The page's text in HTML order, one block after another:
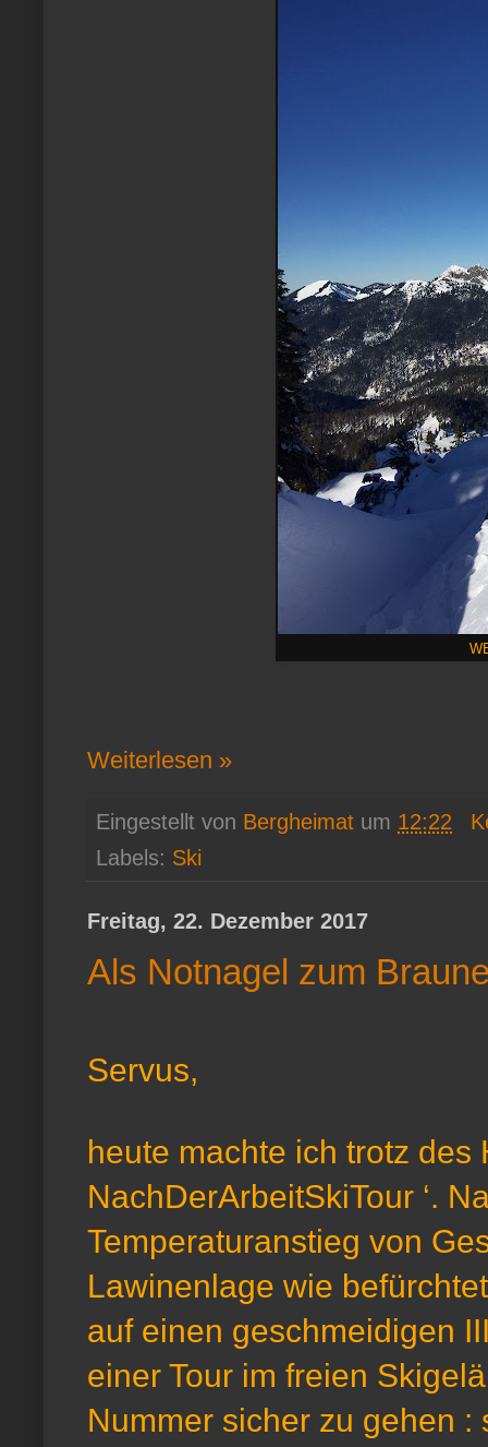
Weiterlesen »
Eingestellt von Bergheimat um 12:22
Labels: Ski
Freitag, 22. Dezember 2017
Als Notnagel zum
Servus,
heute machte ich trotz des
NachDerArbeitSkiTour ‘.
Temperaturanstieg von
Lawinenlage wie
auf einen geschmeidigen
einer Tour im freien
Nummer sicher zu gehen